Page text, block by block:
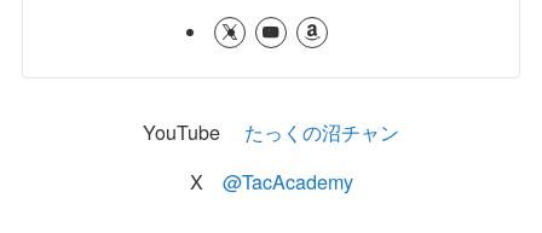
YouTube たっくの沼チャン
X @TacAcademy